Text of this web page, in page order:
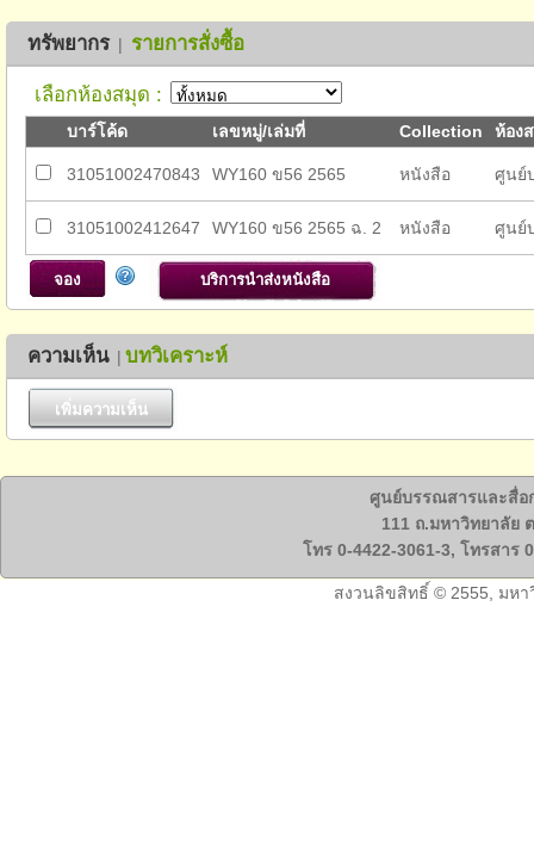
ทรัพยากร | รายการสั่งซื้อ
เลือกห้องสมุด :
บาร์โค้ด เลขหมู่/เล่มที่ Collection ห้อง
31051002470843 WY160 ข56 2565 หนังสือ ศูนย์
31051002412647 WY160 ข56 2565 ฉ. 2 หนังสือ ศูนย์
ความเห็น | บทวิเคราะห์
ศูนย์บรรณสารและสื่อ
111 ถ.มหาวิทยาลัย
โทร 0-4422-3061-3, โทรสาร
สงวนลิขสิทธิ์ © 2555, มห